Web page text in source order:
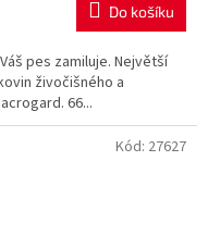
Do košíku
pes zamiluje. Největší
živočišného a
66...
Kód: 27627